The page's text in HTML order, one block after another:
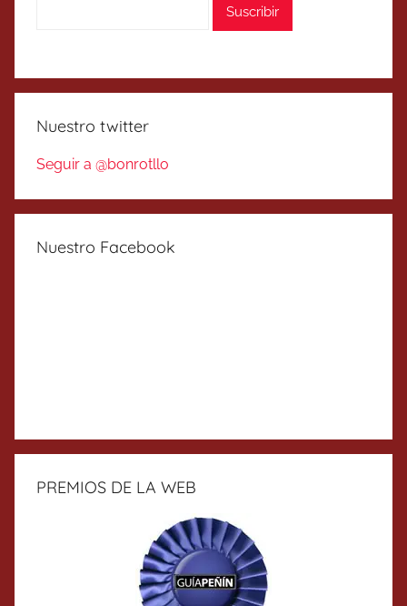
Nuestro twitter
Seguir a @bonrotllo
Nuestro Facebook
PREMIOS DE LA WEB